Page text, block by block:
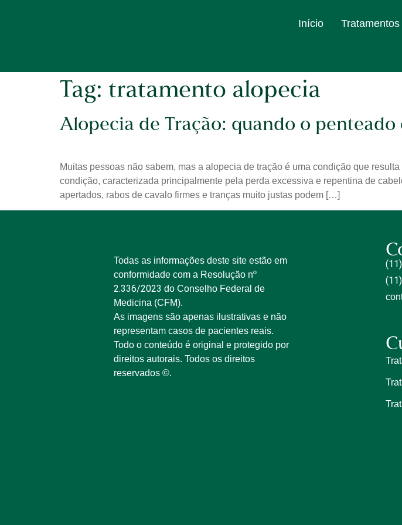
Início Tratamentos
Tag: tratamento alopecia
Alopecia de Tração: quando o penteado
Muitas pessoas não sabem, mas a alopecia de tração é uma condição que
condição, caracterizada principalmente pela perda excessiva e repentina de
apertados, rabos de cavalo firmes e tranças muito justas podem […]
Todas as informações deste site estão em
conformidade com a Resolução nº
2.336/2023 do Conselho Federal de
Medicina (CFM).
As imagens são apenas ilustrativas e não
representam casos de pacientes reais.
Todo o conteúdo é original e protegido por
direitos autorais. Todos os direitos
reservados ©.